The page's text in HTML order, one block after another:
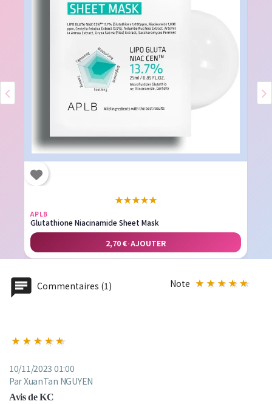
★★★★★
APLB
Glutathione Niacinamide Sheet Mask
2,70 €·AJOUTER
Commentaires (1) Note
10/11/2023 01:00
Par XuanTan NGUYEN
Avis de KC